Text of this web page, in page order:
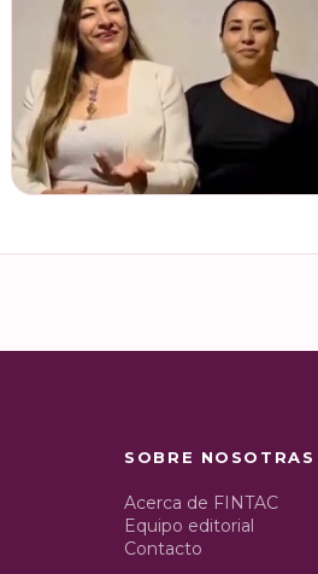
SOBRE NOSOTRAS
Acerca de FINTAC
Equipo editorial
Contacto